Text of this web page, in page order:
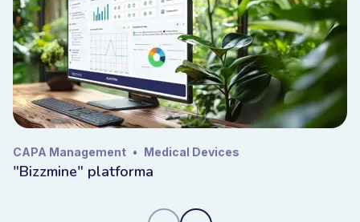
CAPA Management • Medical Devices
"Bizzmine" platforma